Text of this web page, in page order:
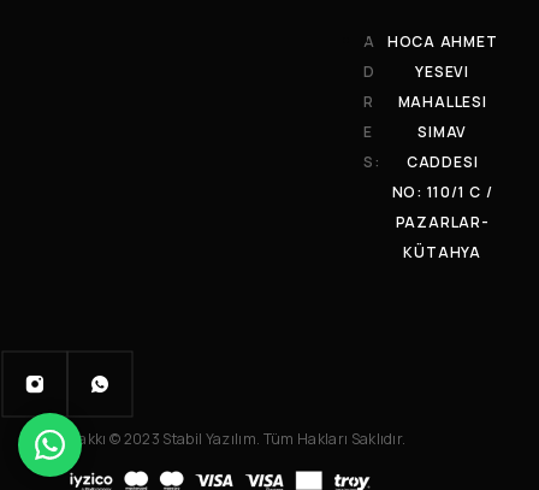
A
D
R
E
S:
HOCA AHMET
YESEVI
MAHALLESI
SIMAV
CADDESI
NO: 110/1 C /
PAZARLAR-
KÜTAHYA
Telif Hakkı © 2023 Stabil Yazılım. Tüm Hakları Saklıdır.